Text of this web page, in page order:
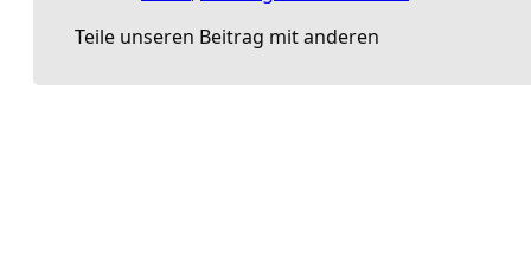
Teile unseren Beitrag mit anderen